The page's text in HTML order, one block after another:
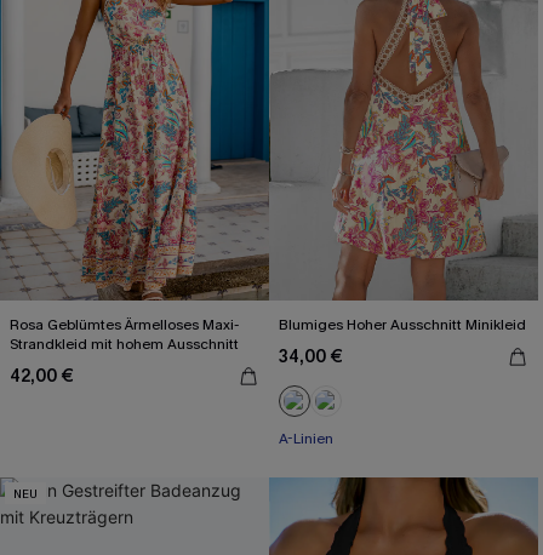
Rosa Geblümtes Ärmelloses Maxi-
Strandkleid mit hohem Ausschnitt
42,00 €
Blumiges Hoher Ausschnitt Minikleid
34,00 €
A-Linien
NEU